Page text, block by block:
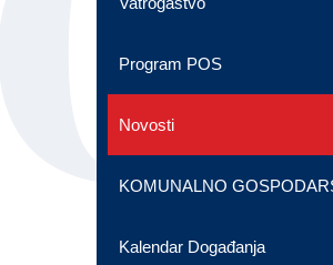
Program POS
Novosti
KOMUNALNO
Kalendar Događanja